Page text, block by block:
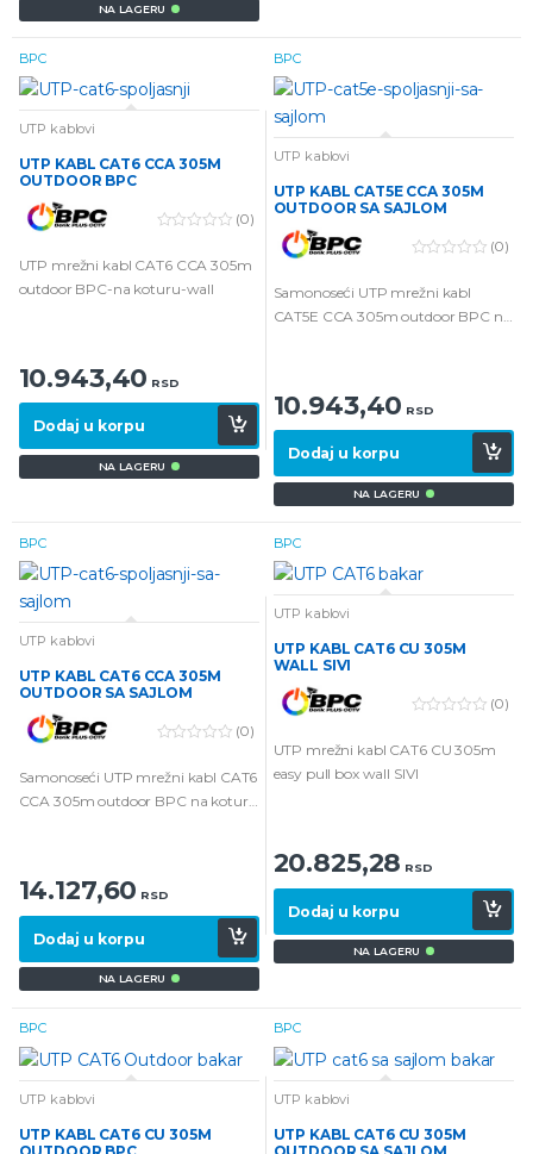
NA LAGERU
BPC
UTP kablovi
UTP KABL CAT6 CCA 305M
OUTDOOR BPC
u
o
(0)
UTP mrežni kabl CAT6 CCA 305m
outdoor BPC-na koturu-wall
10.943,40 RSD
Dodaj u korpu
NA LAGERU
BPC
UTP kablovi
UTP KABL CAT5E CCA 305M
OUTDOOR SA SAJLOM
u
o
(0)
Samonoseći UTP mrežni kabl
CAT5E CCA 305m outdoor BPC na
10.943,40 RSD
Dodaj u korpu
NA LAGERU
BPC
UTP kablovi
UTP KABL CAT6 CCA 305M
OUTDOOR SA SAJLOM
u
t
o
(0)
Samonoseći UTP mrežni kabl CAT6
CCA 305m outdoor BPC na koturu
14.127,60 RSD
Dodaj u korpu
NA LAGERU
BPC
UTP kablovi
UTP KABL CAT6 CU 305M
WALL SIVI
u
t
o
(0)
UTP mrežni kabl CAT6 CU 305m
easy pull box wall SIVI
20.825,28 RSD
Dodaj u korpu
NA LAGERU
BPC
UTP kablovi
UTP KABL CAT6 CU 305M
BPC
UTP kablovi
UTP KABL CAT6 CU 305M